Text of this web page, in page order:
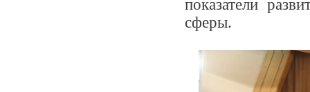
показатели
сферы.